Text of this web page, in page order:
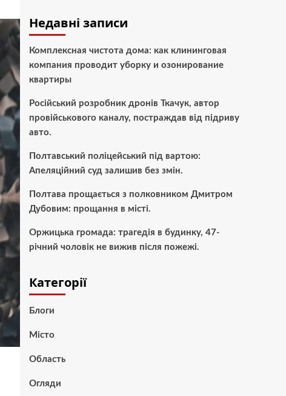
Недавні записи
Комплексная чистота дома: как клининговая
компания проводит уборку и озонирование
квартиры
Російський розробник дронів Ткачук, автор
провійськового каналу, постраждав від підриву
авто.
Полтавський поліцейський під вартою:
Апеляційний суд залишив без змін.
Полтава прощається з полковником Дмитром
Дубовим: прощання в місті.
Оржицька громада: трагедія в будинку, 47-
річний чоловік не вижив після пожежі.
Категорії
Блоги
Місто
Область
Огляди